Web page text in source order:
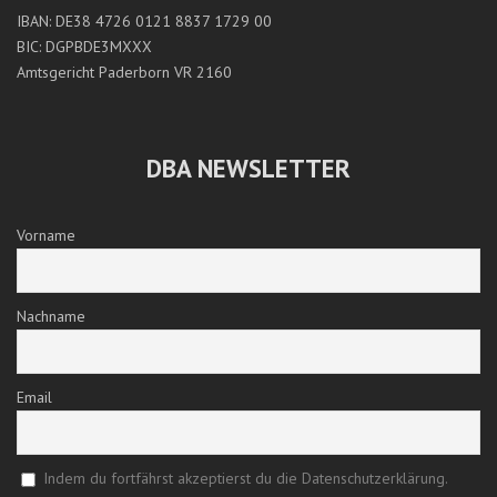
IBAN: DE38 4726 0121 8837 1729 00
BIC: DGPBDE3MXXX
Amtsgericht Paderborn VR 2160
DBA NEWSLETTER
Vorname
Nachname
Email
Indem du fortfährst akzeptierst du die Datenschutzerklärung.